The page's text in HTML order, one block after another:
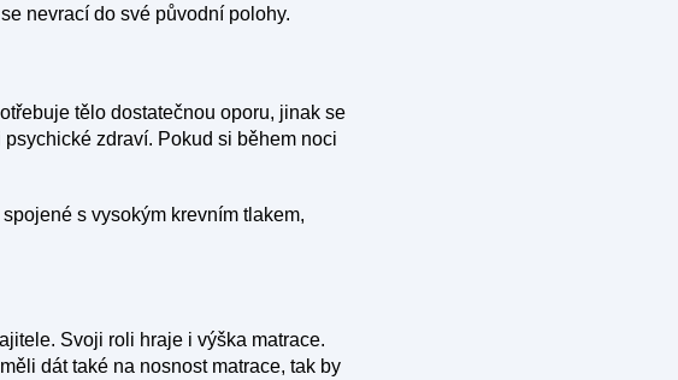
nevrací do své původní polohy.
tělo dostatečnou oporu, jinak se
zdraví. Pokud si během noci
s vysokým krevním tlakem,
Svoji roli hraje i výška matrace.
dát také na nosnost matrace, tak by